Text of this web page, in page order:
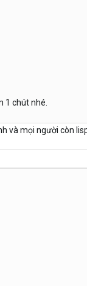
1 chút nhé.
và mọi người còn